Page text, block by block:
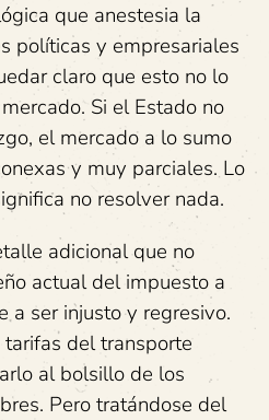
que anestesia la
políticas y empresariales
claro que esto no lo
Si el Estado no
el mercado a lo sumo
y muy parciales. Lo
no resolver nada.
adicional que no
actual del impuesto a
a ser injusto y regresivo.
del transporte
al bolsillo de los
Pero tratándose del